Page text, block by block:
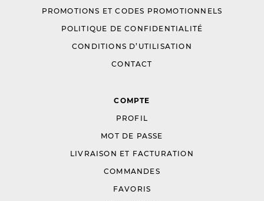
PROMOTIONS ET CODES PROMOTIONNELS
POLITIQUE DE CONFIDENTIALITÉ
CONDITIONS D’UTILISATION
CONTACT
COMPTE
PROFIL
MOT DE PASSE
LIVRAISON ET FACTURATION
COMMANDES
FAVORIS